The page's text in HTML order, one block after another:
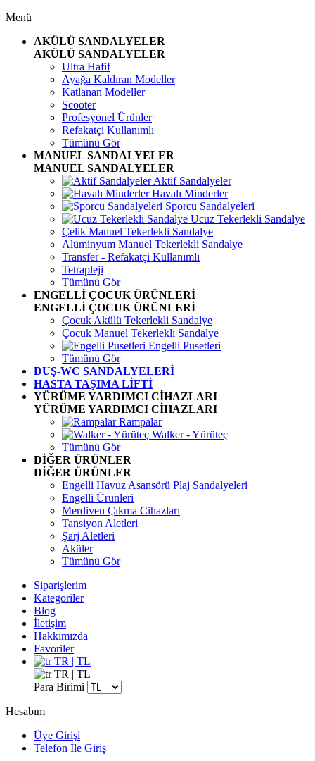
Menü
AKÜLÜ SANDALYELER
AKÜLÜ SANDALYELER
Ultra Hafif
Ayağa Kaldıran Modeller
Katlanan Modeller
Scooter
Profesyonel Ürünler
Refakatçi Kullanımlı
Tümünü Gör
MANUEL SANDALYELER
MANUEL SANDALYELER
Aktif Sandalyeler
Havalı Minderler
Sporcu Sandalyeleri
Ucuz Tekerlekli Sandalye
Çelik Manuel Tekerlekli Sandalye
Alüminyum Manuel Tekerlekli Sandalye
Transfer - Refakatçi Kullanımlı
Tetrapleji
Tümünü Gör
ENGELLİ ÇOCUK ÜRÜNLERİ
ENGELLİ ÇOCUK ÜRÜNLERİ
Çocuk Akülü Tekerlekli Sandalye
Çocuk Manuel Tekerlekli Sandalye
Engelli Pusetleri
Tümünü Gör
DUŞ-WC SANDALYELERİ
HASTA TAŞIMA LİFTİ
YÜRÜME YARDIMCI CİHAZLARI
YÜRÜME YARDIMCI CİHAZLARI
Rampalar
Walker - Yürüteç
Tümünü Gör
DİĞER ÜRÜNLER
DİĞER ÜRÜNLER
Engelli Havuz Asansörü Plaj Sandalyeleri
Engelli Ürünleri
Merdiven Çıkma Cihazları
Tansiyon Aletleri
Şarj Aletleri
Aküler
Tümünü Gör
Siparişlerim
Kategoriler
Blog
İletişim
Hakkımızda
Favoriler
TR | TL
TR | TL
Para Birimi
Hesabım
Üye Girişi
Telefon İle Giriş